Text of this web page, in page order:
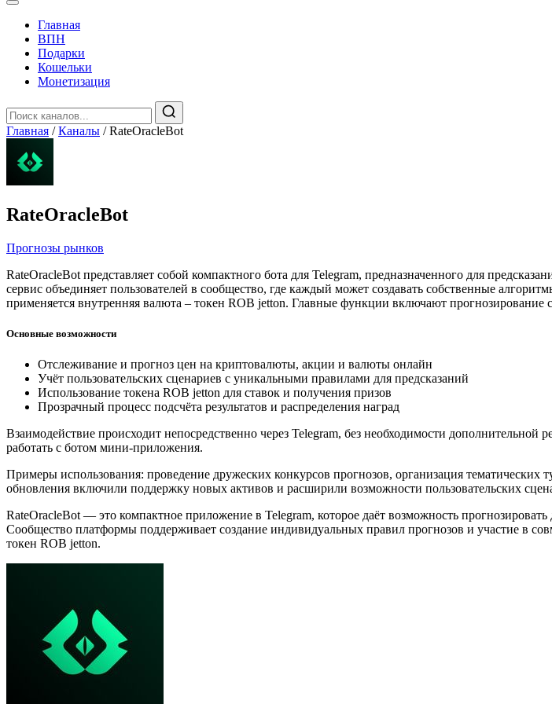
Главная
️ВПН
Подарки
Кошельки
Монетизация
Главная / Каналы / RateOracleBot
RateOracleBot
Прогнозы рынков
RateOracleBot представляет собой компактного бота для Telegram, предназначенного для
сервис объединяет пользователей в сообщество, где каждый может создавать собственные
применяется внутренняя валюта – токен ROB jetton. Главные функции включают прогнозирование
Основные возможности
Отслеживание и прогноз цен на криптовалюты, акции и валюты онлайн
Учёт пользовательских сценариев с уникальными правилами для предсказаний
Использование токена ROB jetton для ставок и получения призов
Прозрачный процесс подсчёта результатов и распределения наград
Взаимодействие происходит непосредственно через Telegram, без необходимости
работать с ботом мини-приложения.
Примеры использования: проведение дружеских конкурсов прогнозов, организация
обновления включили поддержку новых активов и расширили возможности пользовательских
RateOracleBot — это компактное приложение в Telegram, которое даёт возможность
Сообщество платформы поддерживает создание индивидуальных правил прогнозов и участие в
токен ROB jetton.